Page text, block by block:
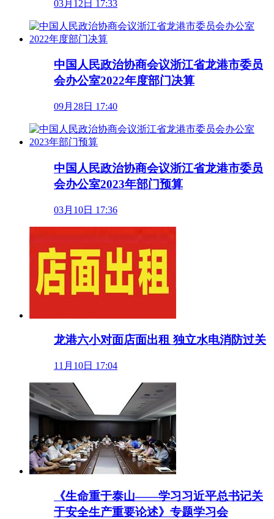
03月12日 17:33
中国人民政治协商会议浙江省龙港市委员
会办公室2022年度部门决算
09月28日 17:40
中国人民政治协商会议浙江省龙港市委员
会办公室2023年部门预算
03月10日 17:36
龙港六小对面店面出租 独立水电消防过关
11月10日 17:04
《生命重于泰山——学习习近平总书记关
于安全生产重要论述》专题学习会